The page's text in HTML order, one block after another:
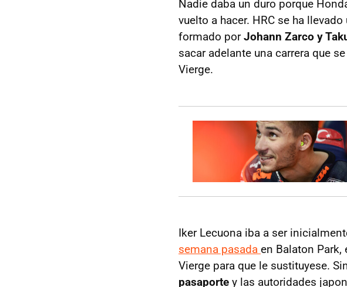
Nadie daba un duro porque
vuelto a hacer. HRC se ha
formado porJohann Zarco y
sacar adelante una carrera que
Vierge.
Iker Lecuona iba a ser
semana pasada en Balaton Park,
Vierge para que le sustituyese.
pasaporte y las autoridades